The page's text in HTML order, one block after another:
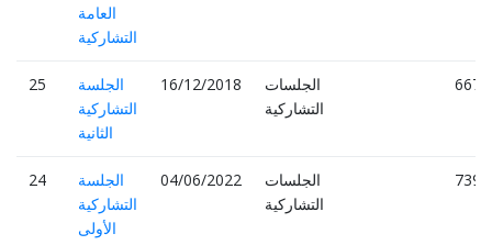
العامة
التشاركية
25
الجلسة
التشاركية
الثانية
16/12/2018
الجلسات
التشاركية
6676
24
الجلسة
التشاركية
الأولى
04/06/2022
الجلسات
التشاركية
7398